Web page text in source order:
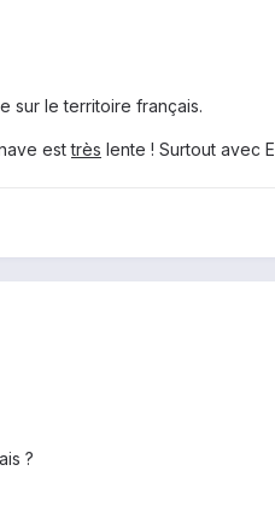
sur le territoire français.
esttrès lente ! Surtout avec
?